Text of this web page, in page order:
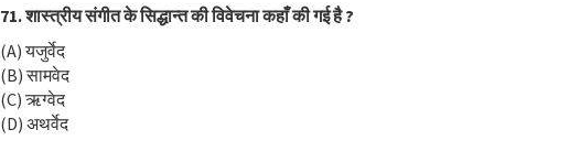
71. शास्त्रीय संगीत के सिद्धान्त की विवेचना कहाँ की गई है ?
(A) यजुर्वेद
(B) सामवेद
(C) ऋग्वेद
(D) अथर्वेद